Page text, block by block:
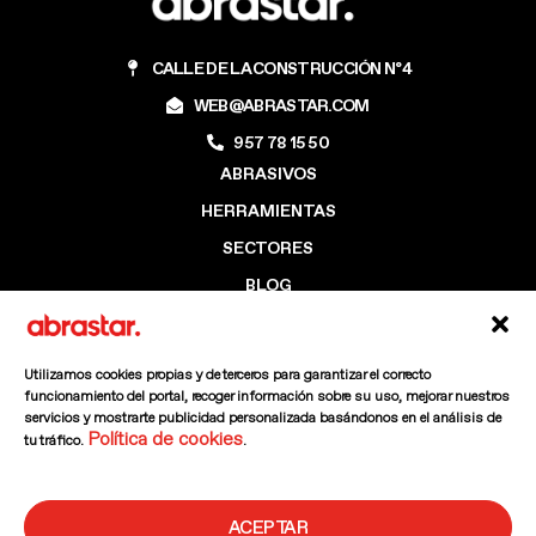
Utilizamos cookies propias y de terceros para garantizar el correcto
funcionamiento del portal, recoger información sobre su uso, mejorar nuestros
servicios y mostrarte publicidad personalizada basándonos en el análisis de
tu tráfico. Política de cookies.
ACEPTAR
ABRASIVOS
HERRAMIENTAS
SECTORES
BLOG
CALLE DE LA CONSTRUCCIÓN Nº4
WEB@ABRASTAR.COM
957 78 15 50
F
a
I
n
L
i